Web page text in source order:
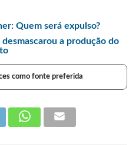
Quem será expulso?
a produção do
como fonte preferida